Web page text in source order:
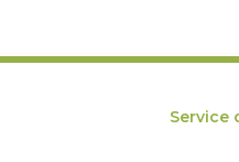
Service